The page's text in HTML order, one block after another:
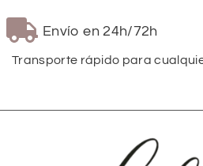
Envío en 24h/72h
Transporte rápido para